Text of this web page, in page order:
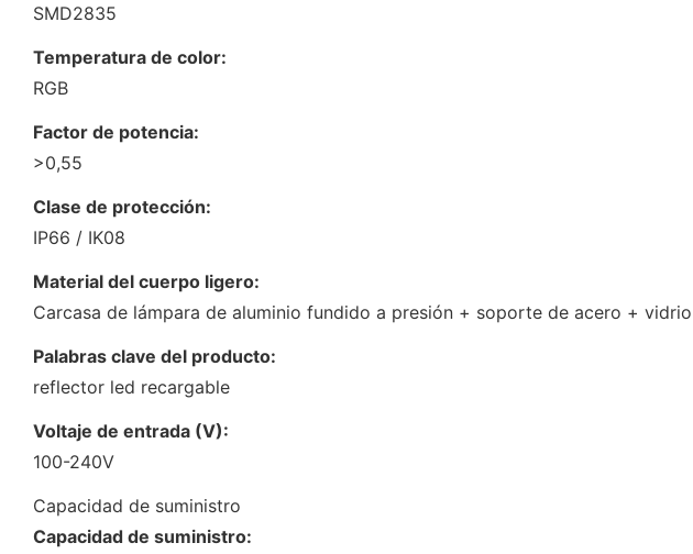
SMD2835
Temperatura de color:
RGB
Factor de potencia:
>0,55
Clase de protección:
IP66 / IK08
Material del cuerpo ligero:
Carcasa de lámpara de aluminio fundido a presión + soporte de acero +
Palabras clave del producto:
reflector led recargable
Voltaje de entrada (V):
100-240V
Capacidad de suministro
Capacidad de suministro: